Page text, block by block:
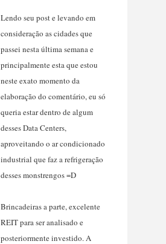
Lendo seu post e levando em
consideração as cidades que
passei nesta última semana e
principalmente esta que estou
neste exato momento da
elaboração do comentário, eu só
queria estar dentro de algum
desses Data Centers,
aproveitando o ar condicionado
industrial que faz a refrigeração
desses monstrengos =D
Brincadeiras a parte, excelente
REIT para ser analisado e
posteriormente investido. A